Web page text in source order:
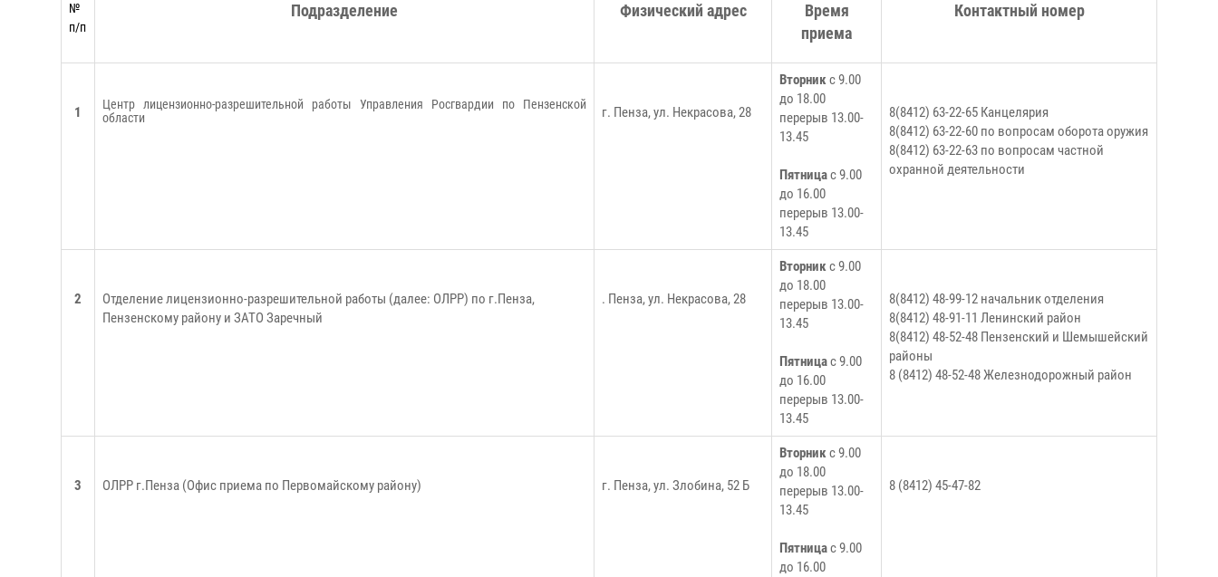
№
п/п
Подразделение Физический адрес
Время
приема
Контактный номер
1
Центр лицензионно-разрешительной работы Управления Росгвардии по Пензенской
области
г. Пенза, ул. Некрасова, 28
Вторникс 9.00
до 18.00
перерыв 13.00-
13.45
Пятницас 9.00
до 16.00
перерыв 13.00-
13.45
8(8412) 63-22-65 Канцелярия
8(8412) 63-22-60 по вопросам оборота оружия
8(8412) 63-22-63 по вопросам частной
охранной деятельности
2
Отделение лицензионно-разрешительной работы (далее: ОЛРР) по г.Пенза,
Пензенскому району и ЗАТО Заречный
. Пенза, ул. Некрасова, 28
Вторникс 9.00
до 18.00
перерыв 13.00-
13.45
Пятницас 9.00
до 16.00
перерыв 13.00-
13.45
8(8412) 48-99-12 начальник отделения
8(8412) 48-91-11 Ленинский район
8(8412) 48-52-48 Пензенский и Шемышейский
районы
8 (8412) 48-52-48 Железнодорожный район
3 ОЛРР г.Пенза (Офис приема по Первомайскому району) г. Пенза, ул. Злобина, 52 Б
Вторникс 9.00
до 18.00
перерыв 13.00-
13.45
Пятницас 9.00
до 16.00
8 (8412) 45-47-82